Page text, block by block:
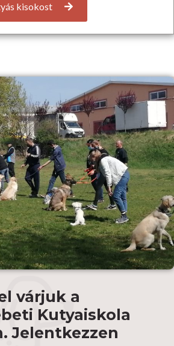
kisokost
várjuk a
Kutyaiskola
Jelentkezzen